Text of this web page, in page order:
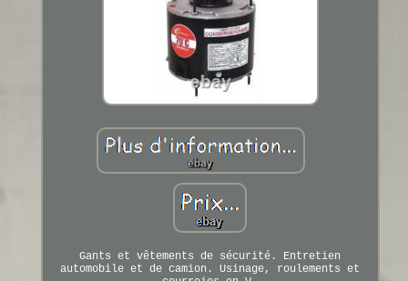
Gants et vêtements de sécurité. Entretien
automobile et de camion. Usinage, roulements et